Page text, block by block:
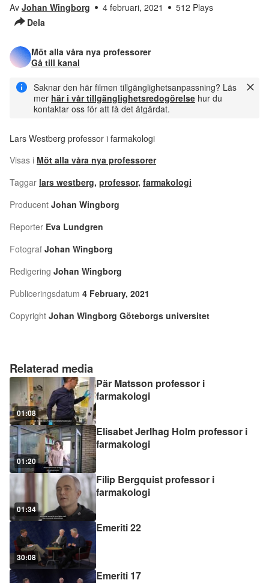
Relaterad media
01:08
Pär Matsson professor i
farmakologi
01:20
Elisabet Jerlhag Holm professor i
farmakologi
01:34
Filip Bergquist professor i
farmakologi
30:08
Emeriti 22
Emeriti 17
Av Johan Wingborg 4 februari, 2021
512 Plays
Dela
Möt alla våra nya professorer
Gå till kanal
Saknar den här filmen tillgänglighetsanpassning? Läs
mer här i vår tillgänglighetsredogörelse hur du
kontaktar oss för att få det åtgärdat.
Lars Westberg professor i farmakologi
Visas i Möt alla våra nya professorer
Taggar lars westberg, professor, farmakologi
Producent Johan Wingborg
Reporter Eva Lundgren
Fotograf Johan Wingborg
Redigering Johan Wingborg
Publiceringsdatum 4 February, 2021
Copyright Johan Wingborg Göteborgs universitet